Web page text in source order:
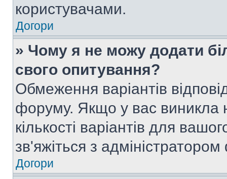
користувачами.
Догори
» Чому я не можу додати
свого опитування?
Обмеження варіантів
форуму. Якщо у вас виникла
кількості варіантів для
зв'яжіться з
Догори